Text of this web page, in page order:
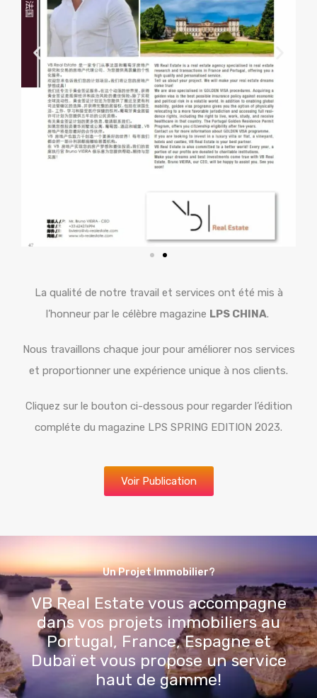
La qualité de notre travail et services ont été mis à
l’honneur par le célèbre magazine LPS CHINA.
Nous travaillons chaque jour pour améliorer nos services
et proportionner une expérience unique à nos clients.
Cliquez sur le bouton ci-dessous pour regarder l’édition
compléte du magazine LPS SPRING EDITION 2023.
Voir Publication
Un Projet Immobilier?
VB Real Estate vous accompagne
dans vos projets immobiliers au
Portugal, France, Espagne et
Dubaï et vous propose un service
haut de gamme!